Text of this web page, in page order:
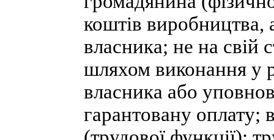
коштів виробництва,
власника; не на свій
шляхом виконання у
власника або
гарантовану оплату;